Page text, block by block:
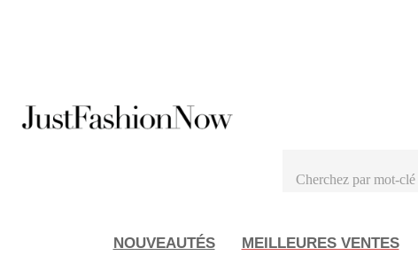
NOUVEAUTÉS MEILLEURES VENTES